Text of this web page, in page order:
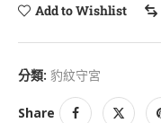
Add to Wishlist
分類: 豹紋守宮
Share